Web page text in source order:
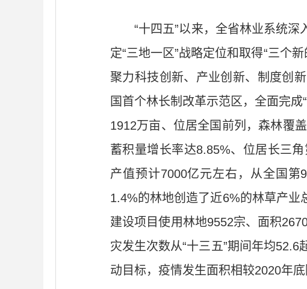
“十四五”以来，全省林业系统
定“三地一区”战略定位和取得“三个
聚力科技创新、产业创新、制度创
国首个林长制改革示范区，全面完
1912万亩、位居全国前列，森林覆
蓄积量增长率达8.85%、位居长三
产值预计7000亿元左右，从全国
1.4%的林地创造了近6%的林草产
建设项目使用林地9552宗、面积
灾发生次数从“十三五”期间年均
动目标，疫情发生面积相较2020年